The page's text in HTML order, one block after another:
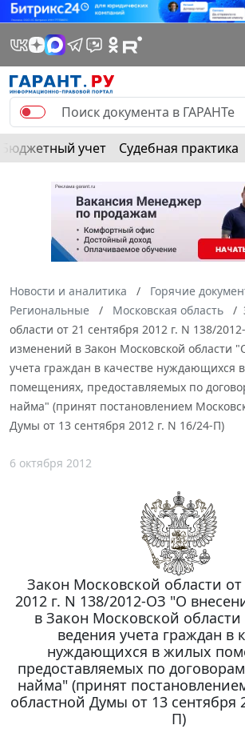
Бюджетный учет Судебная практика
Новости и аналитика
Горячие
Региональные
Московская область
области от 21 сентября 2012 г. N 138/
изменений в Закон Московской области
учета граждан в качестве нуждающихся
помещениях, предоставляемых по
найма" (принят постановлением
Думы от 13 сентября 2012 г. N 16/24-П)
6 октября 2012
Закон Московской области от
2012 г. N 138/2012-ОЗ "О
в Закон Московской
ведения учета граждан в
нуждающихся в жилых
предоставляемых по
найма" (принят
областной Думы от 13 сентября
П)